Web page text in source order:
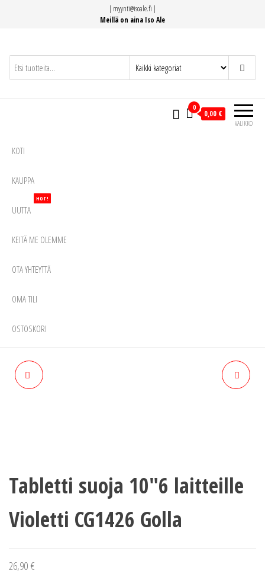
| myynti@isoale.fi |
Meillä on aina Iso Ale
VALIKKO
0
0,00 €
KOTI
KAUPPA
UUTTA
HOT!
KEITÄ ME OLEMME
OTA YHTEYTTÄ
OMA TILI
OSTOSKORI
Tabletti suoja 10″6 laitteille
Violetti CG1426 Golla
26,90 €